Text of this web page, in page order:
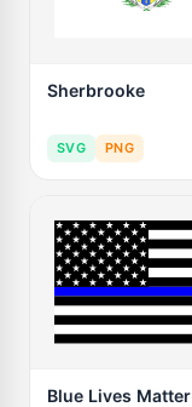
Sherbrooke
SVG PNG
Blue Lives Matter